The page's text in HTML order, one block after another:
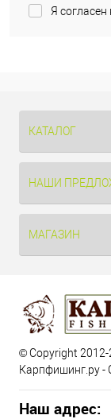
Я согласен
КАТАЛОГ
НАШИ
МАГАЗИН
© Copyright 2012-
Карпфишинг.ру -
Наш адрес: